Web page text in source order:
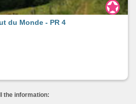
du Monde - PR 4
the information: